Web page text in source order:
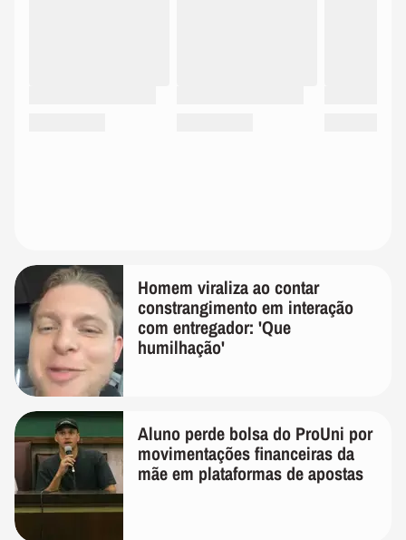
Homem viraliza ao contar
constrangimento em interação
com entregador: 'Que
humilhação'
Aluno perde bolsa do ProUni por
movimentações financeiras da
mãe em plataformas de apostas